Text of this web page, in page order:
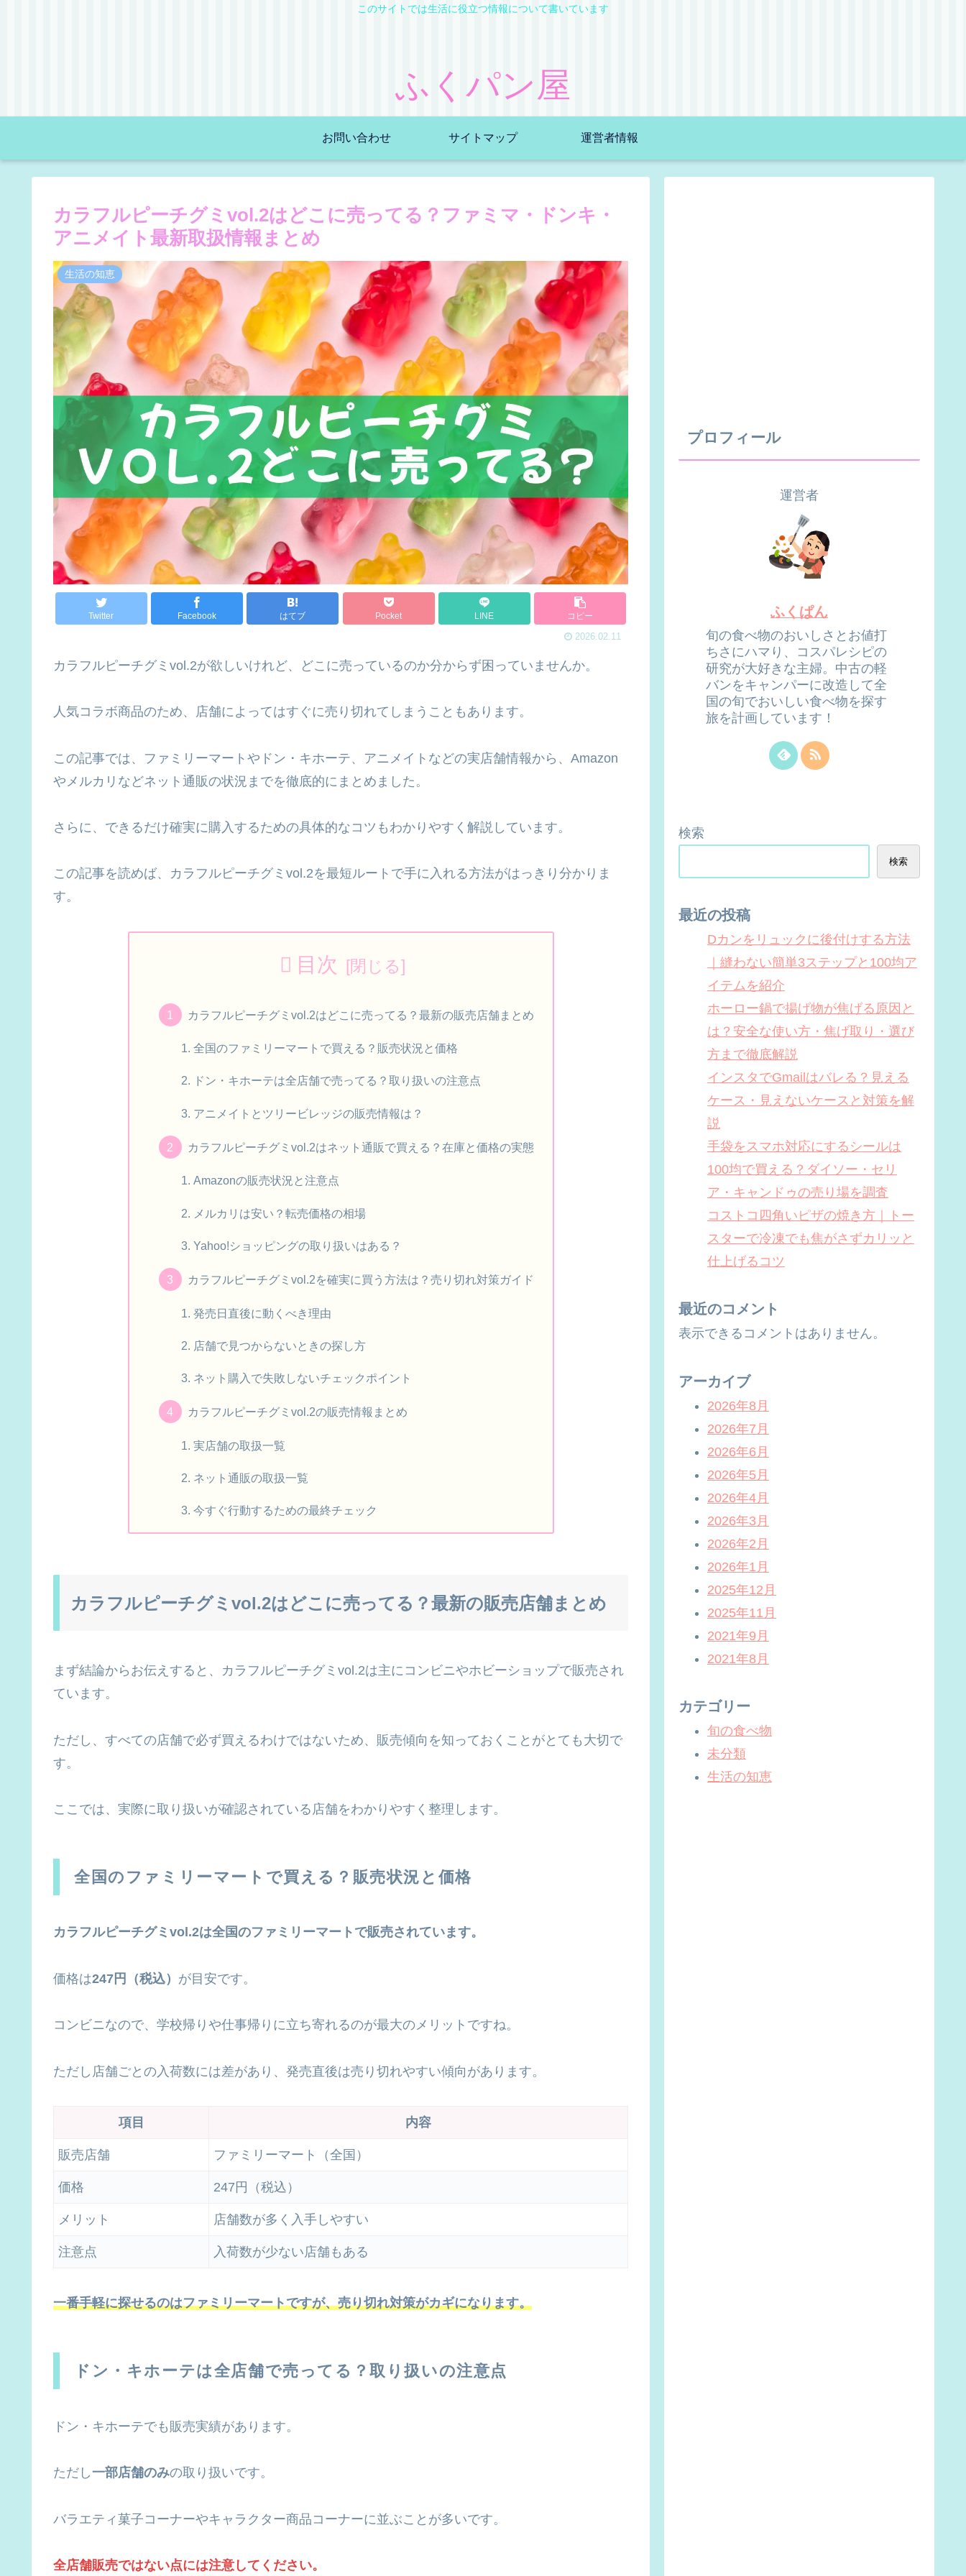
このサイトでは生活に役立つ情報について書いています
ふくパン屋
お問い合わせ サイトマップ 運営者情報
カラフルピーチグミvol.2はどこに売ってる？ファミマ・ドンキ・
アニメイト最新取扱情報まとめ
生活の知恵
Twitter Facebook はてブ Pocket LINE コピー
2026.02.11
カラフルピーチグミvol.2が欲しいけれど、どこに売っているのか分からず困っていませんか。
人気コラボ商品のため、店舗によってはすぐに売り切れてしまうこともあります。
この記事では、ファミリーマートやドン・キホーテ、アニメイトなどの実店舗情報から、Amazon
やメルカリなどネット通販の状況までを徹底的にまとめました。
さらに、できるだけ確実に購入するための具体的なコツもわかりやすく解説しています。
この記事を読めば、カラフルピーチグミvol.2を最短ルートで手に入れる方法がはっきり分かりま
す。
目次
カラフルピーチグミvol.2はどこに売ってる？最新の販売店舗まとめ
全国のファミリーマートで買える？販売状況と価格
ドン・キホーテは全店舗で売ってる？取り扱いの注意点
アニメイトとツリービレッジの販売情報は？
カラフルピーチグミvol.2はネット通販で買える？在庫と価格の実態
Amazonの販売状況と注意点
メルカリは安い？転売価格の相場
Yahoo!ショッピングの取り扱いはある？
カラフルピーチグミvol.2を確実に買う方法は？売り切れ対策ガイド
発売日直後に動くべき理由
店舗で見つからないときの探し方
ネット購入で失敗しないチェックポイント
カラフルピーチグミvol.2の販売情報まとめ
実店舗の取扱一覧
ネット通販の取扱一覧
今すぐ行動するための最終チェック
カラフルピーチグミvol.2はどこに売ってる？最新の販売店舗まとめ
まず結論からお伝えすると、カラフルピーチグミvol.2は主にコンビニやホビーショップで販売され
ています。
ただし、すべての店舗で必ず買えるわけではないため、販売傾向を知っておくことがとても大切で
す。
ここでは、実際に取り扱いが確認されている店舗をわかりやすく整理します。
全国のファミリーマートで買える？販売状況と価格
カラフルピーチグミvol.2は全国のファミリーマートで販売されています。
価格は247円（税込） が目安です。
コンビニなので、学校帰りや仕事帰りに立ち寄れるのが最大のメリットですね。
ただし店舗ごとの入荷数には差があり、発売直後は売り切れやすい傾向があります。
項目 内容
販売店舗 ファミリーマート（全国）
価格 247円（税込）
メリット 店舗数が多く入手しやすい
注意点 入荷数が少ない店舗もある
一番手軽に探せるのはファミリーマートですが、売り切れ対策がカギになります。
ドン・キホーテは全店舗で売ってる？取り扱いの注意点
ドン・キホーテでも販売実績があります。
ただし一部店舗のみの取り扱いです。
バラエティ菓子コーナーやキャラクター商品コーナーに並ぶことが多いです。
全店舗販売ではない点には注意してください。
プロフィール
運営者
ふくぱん
旬の食べ物のおいしさとお値打
ちさにハマり、コスパレシピの
研究が大好きな主婦。中古の軽
バンをキャンパーに改造して全
国の旬でおいしい食べ物を探す
旅を計画しています！
検索
検索
最近の投稿
Dカンをリュックに後付けする方法
｜縫わない簡単3ステップと100均ア
イテムを紹介
ホーロー鍋で揚げ物が焦げる原因と
は？安全な使い方・焦げ取り・選び
方まで徹底解説
インスタでGmailはバレる？見える
ケース・見えないケースと対策を解
説
手袋をスマホ対応にするシールは
100均で買える？ダイソー・セリ
ア・キャンドゥの売り場を調査
コストコ四角いピザの焼き方｜トー
スターで冷凍でも焦がさずカリッと
仕上げるコツ
最近のコメント
表示できるコメントはありません。
アーカイブ
2026年8月
2026年7月
2026年6月
2026年5月
2026年4月
2026年3月
2026年2月
2026年1月
2025年12月
2025年11月
2021年9月
2021年8月
カテゴリー
旬の食べ物
未分類
生活の知恵